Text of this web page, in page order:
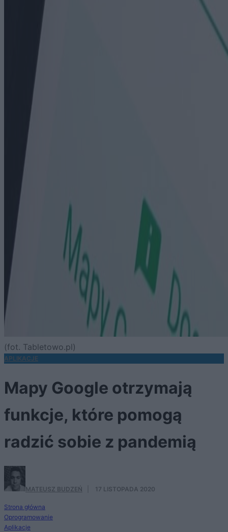
(fot. Tabletowo.pl)
APLIKACJE
Mapy Google otrzymają
funkcje, które pomogą
radzić sobie z pandemią
MATEUSZ BUDZEŃ 17 LISTOPADA 2020
Strona główna
Oprogramowanie
Aplikacje